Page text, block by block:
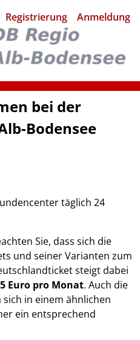
Registrierung Anmeldung
bei der
Bodensee
täglich 24
Sie, dass sich die
und seiner Varianten zum
steigt dabei
5 Euro pro Monat. Auch die
in einem ähnlichen
ein entsprechend